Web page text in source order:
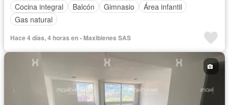
Cocina integral
Balcón Gimnasio
Área infantil
Gas natural
Hace 4 días, 4 horas en - Maxibienes SAS